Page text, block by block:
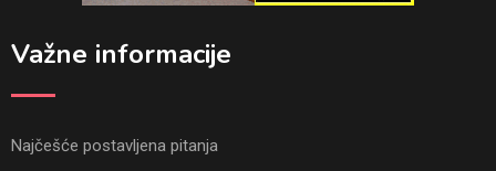
Važne informacije
Najčešće postavljena pitanja